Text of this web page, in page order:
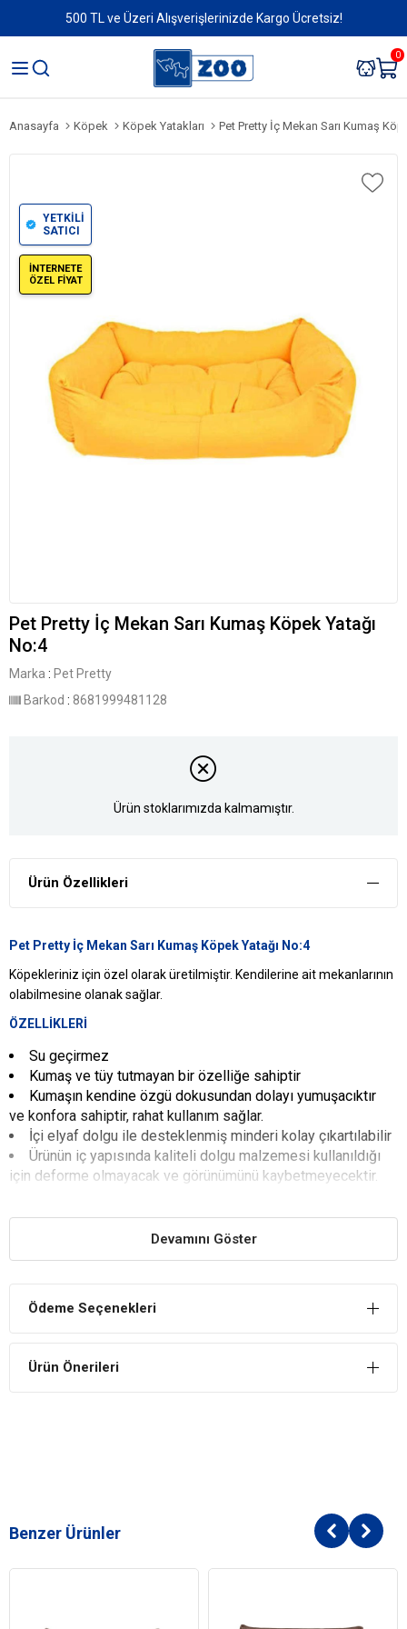
500 TL ve Üzeri Alışverişlerinizde Kargo Ücretsiz!
0
Anasayfa Köpek Köpek Yatakları Pet Pretty İç Mekan Sarı Kumaş
YETKİLİ
SATICI
İNTERNETE
ÖZEL FİYAT
Pet Pretty İç Mekan Sarı Kumaş Köpek Yatağı
No:4
Marka : Pet Pretty
Barkod : 8681999481128
Ürün stoklarımızda kalmamıştır.
Ürün Özellikleri
Pet Pretty İç Mekan Sarı Kumaş Köpek Yatağı No:4
Köpekleriniz için özel olarak üretilmiştir. Kendilerine ait mekanlarının
olabilmesine olanak sağlar.
ÖZELLİKLERİ
Su geçirmez
Kumaş ve tüy tutmayan bir özelliğe sahiptir
Kumaşın kendine özgü dokusundan dolayı yumuşacıktır
ve konfora sahiptir, rahat kullanım sağlar.
İçi elyaf dolgu ile desteklenmiş minderi kolay çıkartılabilir
Ürünün iç yapısında kaliteli dolgu malzemesi kullanıldığı
için deforme olmayacak ve görünümünü kaybetmeyecektir.
Bu ürün çamaşır makinesinde 30 derecede yıkanabilir ya
da kuru temizleme yapılabilir.
Boy: 65 cm.
Genişlik: 85 cm.
Devamını Göster
Ödeme Seçenekleri
Ürün Önerileri
Benzer Ürünler